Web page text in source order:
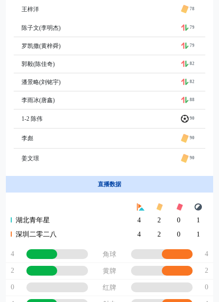
王梓洋 78
陈子文(李明杰) 79
罗凯撒(黄梓舜) 79
郭毅(陈佳奇) 82
潘景略(刘铭宇) 82
李雨冰(唐鑫) 88
1-2 陈伟 90
李彪 90
姜文璟 90
直播数据
湖北青年星 4 2 0
1
深圳二零二八
4 2 0 1
4 角球 4
2 黄牌 2
0 红牌 0